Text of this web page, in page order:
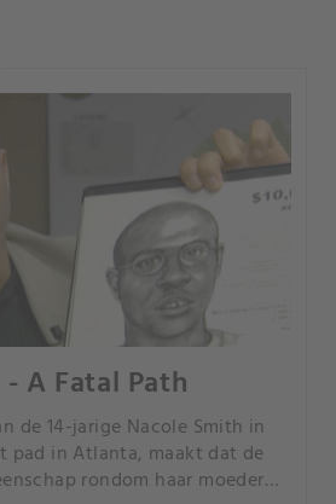
A Fatal Path
de 14-jarige Nacole Smith in
pad in Atlanta, maakt dat de
rondom haar moeder